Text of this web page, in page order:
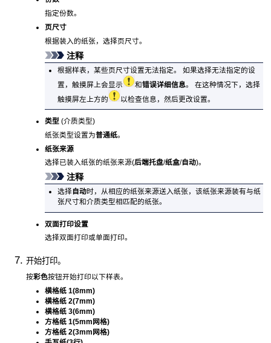
指定份数。
页尺寸
根据装入的纸张，选择页尺寸。
注释
根据样表，某些页尺寸设置无法指定。
如果选择无法指定的设
置， 触摸屏 上会显示 和错误详细信息。
在这种情况下，选择
触摸屏左上方的 以检查信息，然后更改设置。
类型 (介质类型)
纸张类型设置为普通纸。
纸张来源
选择已装入纸张的纸张来源(后端托盘/纸盒/自动)。
注释
选择自动时，从相应的纸张来源送入纸张，该纸张来源装有与纸
张尺寸和介质类型相匹配的纸张。
双面打印设置
选择双面打印或单面打印。
开始打印。
按彩色按钮开始打印以下样表。
横格纸 1(8mm)
横格纸 2(7mm)
横格纸 3(6mm)
方格纸 1(5mm网格)
方格纸 2(3mm网格)